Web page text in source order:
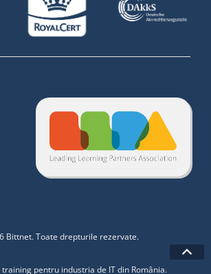
Bittnet. Toate drepturile rezervate.
pentru industria de IT din România.